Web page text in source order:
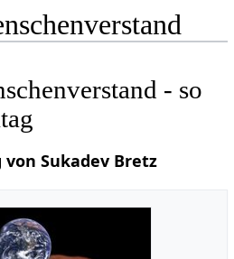
- so
Sukadev Bretz